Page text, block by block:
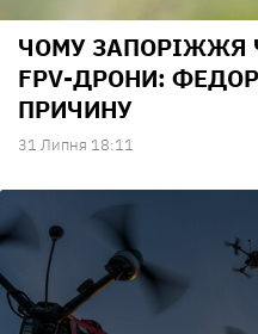
ЧОМУ ЗАПОРІЖЖЯ
FPV-ДРОНИ:
ПРИЧИНУ
31 Липня 18:11